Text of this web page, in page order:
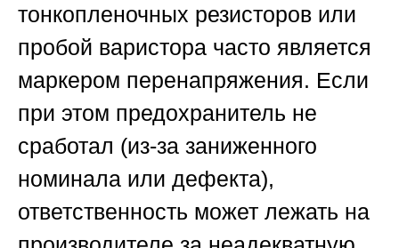
тонкопленочных резисторов или
пробой варистора часто является
маркером перенапряжения. Если
при этом предохранитель не
сработал (из-за заниженного
номинала или дефекта),
ответственность может лежать на